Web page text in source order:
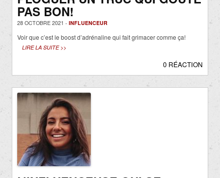
PAS BON!
28 OCTOBRE 2021 - INFLUENCEUR
Voir que c’est le boost d’adrénaline qui fait grimacer comme ça!
LIRE LA SUITE >>
0 RÉACTION